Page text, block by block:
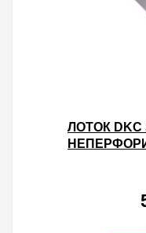
ЛОТОК DKC